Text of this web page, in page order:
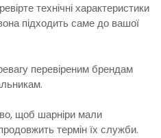
технічні характеристики
підходить саме до вашої
перевіреним брендам
щоб шарніри мали
термін їх служби.